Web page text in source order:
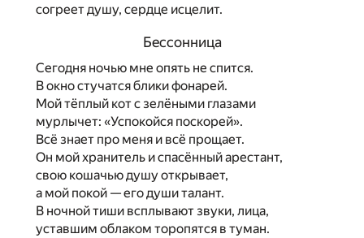
согреет душу, сердце исцелит.
Бессонница
Сегодня ночью мне опять не спится.
В окно стучатся блики фонарей.
Мой тёплый кот с зелёными глазами
мурлычет: «Успокойся поскорей».
Всё знает про меня и всё прощает.
Он мой хранитель и спасённый арестант,
свою кошачью душу открывает,
а мой покой — его души талант.
В ночной тиши всплывают звуки, лица,
уставшим облаком торопятся в туман.